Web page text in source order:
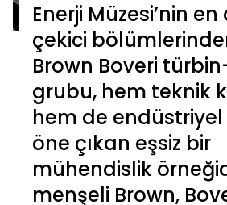
Enerji Müzesi’nin
çekici
Brown Boveri
grubu, hem teknik
hem de
öne çıkan eşsiz bir
mühendislik
menşeli Brown,